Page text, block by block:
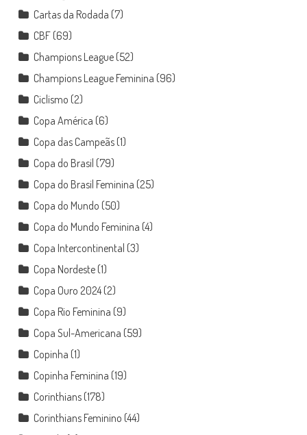
Cartas da Rodada (7)
CBF(69)
Champions League(52)
Champions League Feminina (96)
Ciclismo (2)
Copa América (6)
Copa das Campeãs(1)
Copa do Brasil (79)
Copa do Brasil Feminina (25)
Copa do Mundo (50)
Copa do Mundo Feminina (4)
Copa Intercontinental (3)
Copa Nordeste(1)
Copa Ouro 2024(2)
Copa Rio Feminina (9)
Copa Sul-Americana (59)
Copinha (1)
Copinha Feminina (19)
Corinthians(178)
Corinthians Feminino (44)